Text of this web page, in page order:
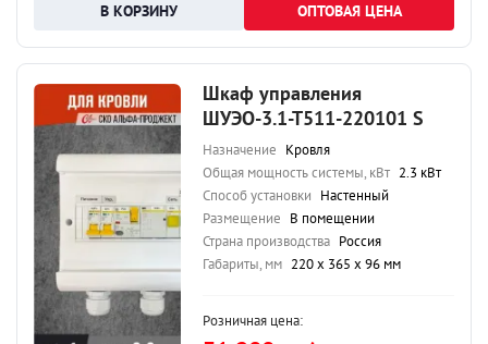
ОПТОВАЯ ЦЕНА
Шкаф управления
ШУЭО-3.1-Т511-220101 S
Назначение Кровля
Общая мощность системы, кВт 2.3 кВт
Способ установки Настенный
Размещение В помещении
Страна производства Россия
Габариты, мм 220 х 365 х 96 мм
Розничная цена: